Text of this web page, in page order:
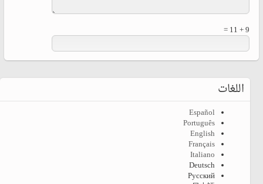
9 + 11 =
اللغات
Español
Português
English
Français
Italiano
Deutsch
Русский